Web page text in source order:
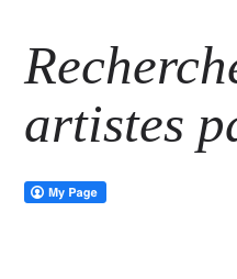
artistes